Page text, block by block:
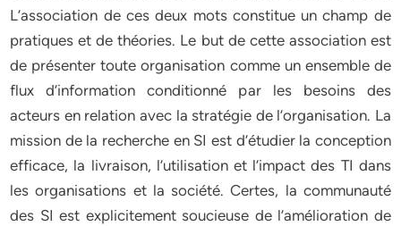
L’association de ces deux mots constitue un champ de
pratiques et de théories. Le but de cette association est
de présenter toute organisation comme un ensemble de
flux d’information conditionné par les besoins des
acteurs en relation avec la stratégie de l’organisation. La
mission de la recherche en SI est d’étudier la conception
efficace, la livraison, l’utilisation et l’impact des TI dans
les organisations et la société. Certes, la communauté
des SI est explicitement soucieuse de l’amélioration de